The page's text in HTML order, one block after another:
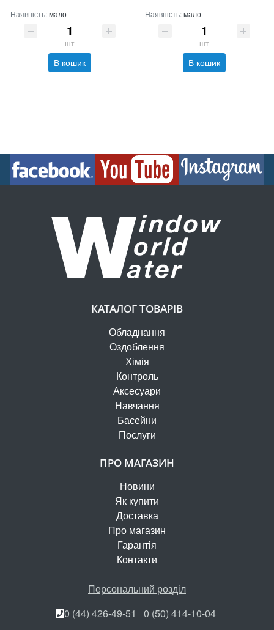
Наявність:мало
шт
В кошик
Наявність:мало
шт
В кошик
КАТАЛОГ ТОВАРІВ
Обладнання
Оздоблення
Хімія
Контроль
Аксесуари
Навчання
Басейни
Послуги
ПРО МАГАЗИН
Новини
Як купити
Доставка
Про магазин
Гарантія
Контакти
Персональний розділ
0 (44) 426-49-51
0 (50) 414-10-04